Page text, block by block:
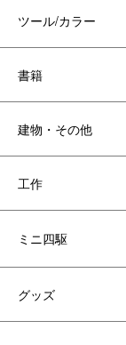
ツール/カラー
書籍
建物・その他
工作
ミニ四駆
グッズ